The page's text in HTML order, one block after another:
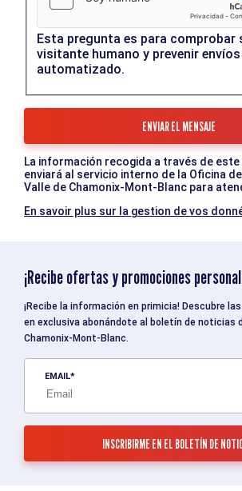
Esta pregunta es para comprobar
visitante humano y prevenir
automatizado.
La información recogida a través de
enviará al servicio interno de la Oficina
Valle de Chamonix-Mont-Blanc para
En savoir plus sur la gestion de vos
¡Recibe ofertas y promociones
¡Recibe la información en primicia! Descubre
en exclusiva abonándote al boletín de noticias
Chamonix-Mont-Blanc.
EMAIL